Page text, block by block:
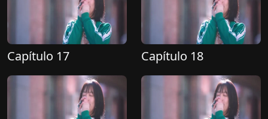
Capítulo 17 Capítulo 18